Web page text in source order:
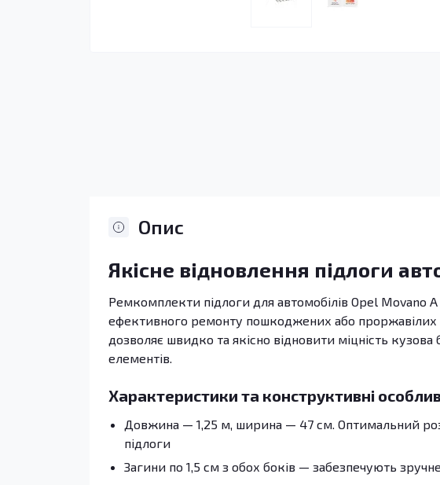
Опис
Якісне відновлення підлоги
Ремкомплекти підлоги для автомобілів Opel Movano
ефективного ремонту пошкоджених або проржавілих
дозволяє швидко та якісно відновити міцність кузова
елементів.
Характеристики та конструктивні
Довжина — 1,25 м, ширина — 47 см. Оптимальний
підлоги
Загини по 1,5 см з обох боків — забезпечують